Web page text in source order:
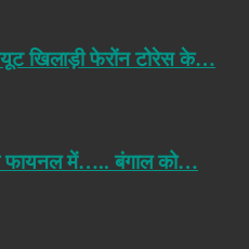
खिलाड़ी फेरोंन टोरेस के…
के फायनल में….. बंगाल को…